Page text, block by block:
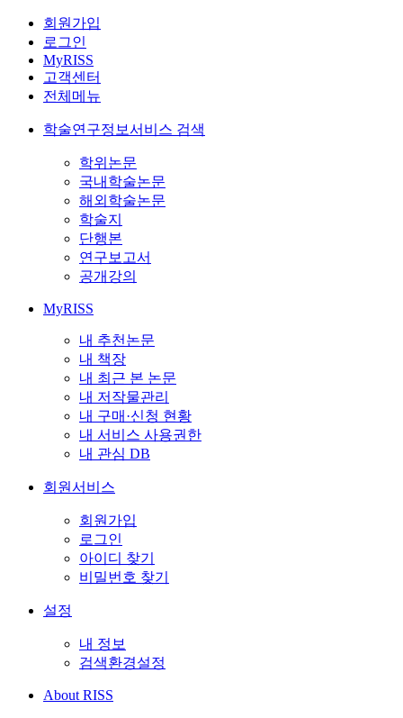
회원가입
로그인
MyRISS
고객센터
전체메뉴
학술연구정보서비스 검색
학위논문
국내학술논문
해외학술논문
학술지
단행본
연구보고서
공개강의
MyRISS
내 추천논문
내 책장
내 최근 본 논문
내 저작물관리
내 구매·신청 현황
내 서비스 사용권한
내 관심 DB
회원서비스
회원가입
로그인
아이디 찾기
비밀번호 찾기
설정
내 정보
검색환경설정
About RISS